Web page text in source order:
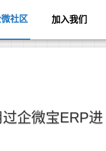
社区 加入我们
企微宝ERP进